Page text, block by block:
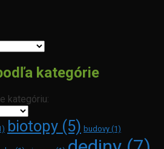
kategórie
kategóriu:
biotopy (5) budovy (1)